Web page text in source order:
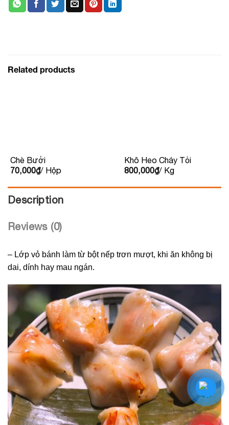
Related products
Chè Bưởi
70,000₫/ Hộp
Khô Heo Cháy Tỏi
800,000₫/ Kg
Description
Reviews (0)
– Lớp vỏ bánh làm từ bột nếp trơn mượt, khi ăn không bị
dai, dính hay mau ngán.